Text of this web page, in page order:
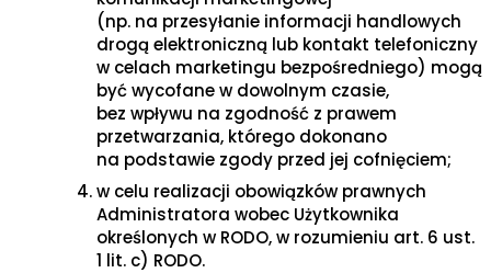
(np. na przesyłanie informacji handlowych
drogą elektroniczną lub kontakt telefoniczny
w celach marketingu bezpośredniego) mogą
być wycofane w dowolnym czasie,
bez wpływu na zgodność z prawem
przetwarzania, którego dokonano
na podstawie zgody przed jej cofnięciem;
w celu realizacji obowiązków prawnych
Administratora wobec Użytkownika
określonych w RODO, w rozumieniu art. 6 ust.
1 lit. c) RODO.